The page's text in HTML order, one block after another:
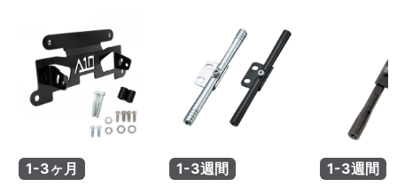
1-3ヶ月
1-3週間
1-3週間